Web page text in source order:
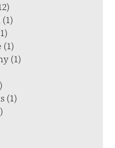
(1)
(1)